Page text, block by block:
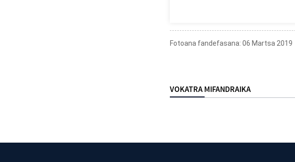
Fotoana fandefasana: 06 Martsa 2019
VOKATRA MIFANDRAIKA